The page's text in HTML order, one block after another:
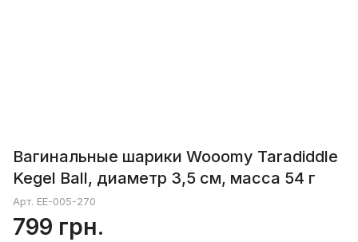
Вагинальные шарики Wooomy Taradiddle
Kegel Ball, диаметр 3,5 см, масса 54 г
Арт. EE-005-270
799 грн.